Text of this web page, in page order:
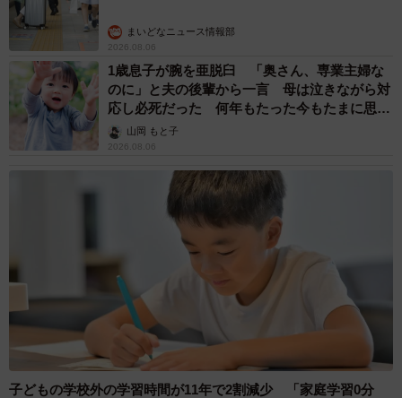
まいどなニュース情報部
2026.08.06
1歳息子が腕を亜脱臼 「奥さん、専業主婦な
のに」と夫の後輩から一言 母は泣きながら対
応し必死だった 何年もたった今もたまに思い
出し…山岡 もと子
2026.08.06
子どもの学校外の学習時間が11年で2割減少 「家庭学習0分